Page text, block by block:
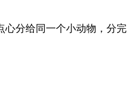
心分给同一个小动物，分完